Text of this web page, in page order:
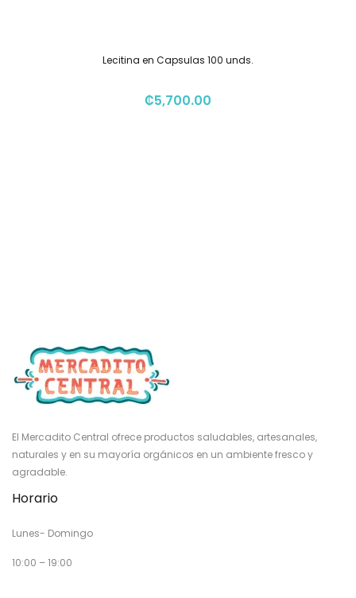
Lecitina en Capsulas 100 unds.
₡5,700.00
El Mercadito Central ofrece productos saludables, artesanales,
naturales y en su mayoría orgánicos en un ambiente fresco y
agradable.
Horario
Lunes- Domingo
10:00 – 19:00